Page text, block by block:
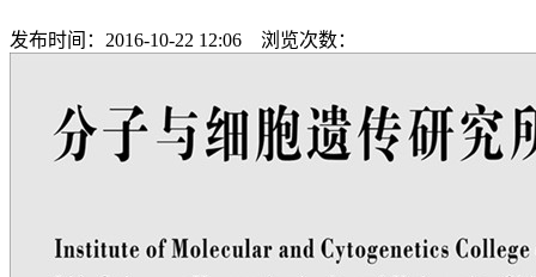
发布时间：2016-10-22 12:06 浏览次数：